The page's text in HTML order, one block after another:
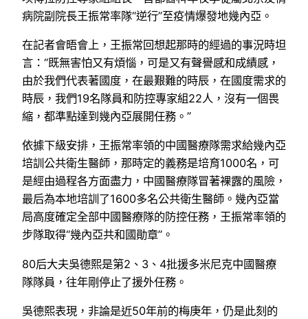
病院副院長王振常率隊“逆行”至疫情爆發地幾內亞。
在記者會晤會上，王振常回想起那時的經過的事況時坦
言：“既無害怕又有煩惱，可是又有聲譽感和成績感，
由於我們代表著國度，在最艱難的時辰，在國度需求的
時辰，我們19名隊員和防控專家組22人，沒有一個畏
縮，都準點達到幾內亞展開任務。”
依據下級安排，王振常率領的中國醫療隊需求給幾內亞
培訓公共衛生醫師，那時定的義務是培育1000名，可
是經由過程各方面盡力，中國醫療隊冒著裸露的風險，
最后為本地培訓了1600多名公共衛生醫師。幾內亞當
局高度確定全部中國醫療隊的防控任務，王振常率領的
步隊取得“幾內亞共和國勛章”。
80后大夫吳德熙是第2、3、4批援多米尼克中國醫療
隊隊員，往年剛停止了援外任務。
吳德熙表現，非論是近50年前的梅庚年，仍是此刻的